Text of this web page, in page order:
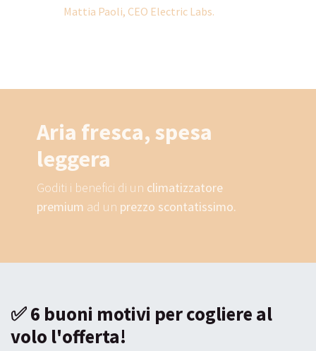
Mattia Paoli, CEO Electric Labs.
Aria fresca, spesa
leggera
Goditi i benefici di un climatizzatore
premium ad un prezzo scontatissimo.
✅ 6 buoni motivi per cogliere al
volo l'offerta!